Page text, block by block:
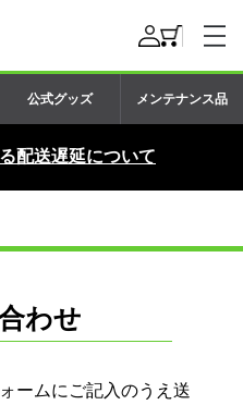
公式グッズ メンテナンス品
配送遅延について
わせ
ームにご記入のうえ送